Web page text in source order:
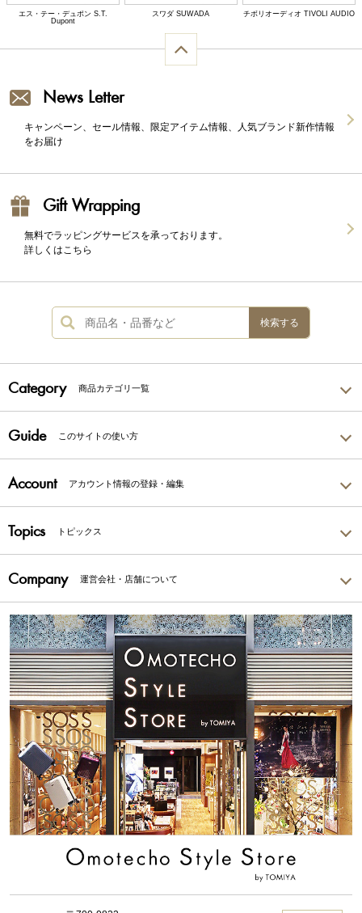
エス・テー・デュポン S.T.
Dupont
スワダ SUWADA チボリオーディオ TIVOLI AUDIO
News Letter
キャンペーン、セール情報、限定アイテム情報、人気ブランド新作情報
をお届け
Gift Wrapping
無料でラッピングサービスを承っております。
詳しくはこちら
検索する
Category 商品カテゴリ一覧
Guide このサイトの使い方
Account アカウント情報の登録・編集
Topics トピックス
Company 運営会社・店舗について